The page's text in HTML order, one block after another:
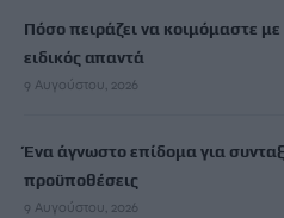
Πόσο πειράζει να κοιμόμαστε
ειδικός απαντά
9 Αυγούστου, 2026
Ένα άγνωστο επίδομα για
προϋποθέσεις
9 Αυγούστου, 2026